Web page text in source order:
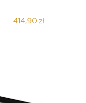
414,90 zł